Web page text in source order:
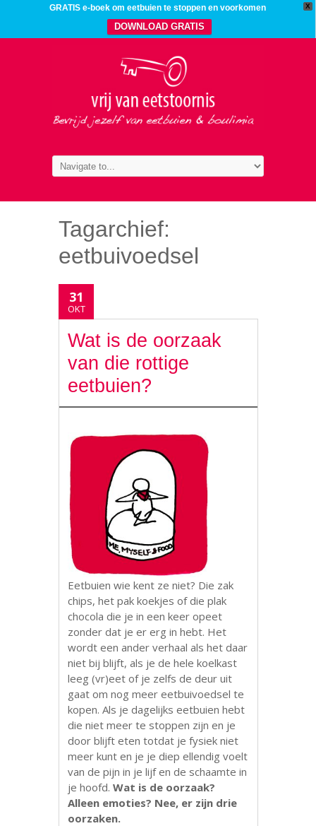
X
GRATIS e-boek om eetbuien te stoppen en voorkomen
DOWNLOAD GRATIS
Tagarchief:
eetbuivoedsel
31
OKT
Wat is de oorzaak
van die rottige
eetbuien?
Eetbuien wie kent ze niet? Die zak
chips, het pak koekjes of die plak
chocola die je in een keer opeet
zonder dat je er erg in hebt. Het
wordt een ander verhaal als het daar
niet bij blijft, als je de hele koelkast
leeg (vr)eet of je zelfs de deur uit
gaat om nog meer eetbuivoedsel te
kopen. Als je dagelijks eetbuien hebt
die niet meer te stoppen zijn en je
door blijft eten totdat je fysiek niet
meer kunt en je je diep ellendig voelt
van de pijn in je lijf en de schaamte in
je hoofd.Wat is de oorzaak?
Alleen emoties? Nee, er zijn drie
oorzaken.